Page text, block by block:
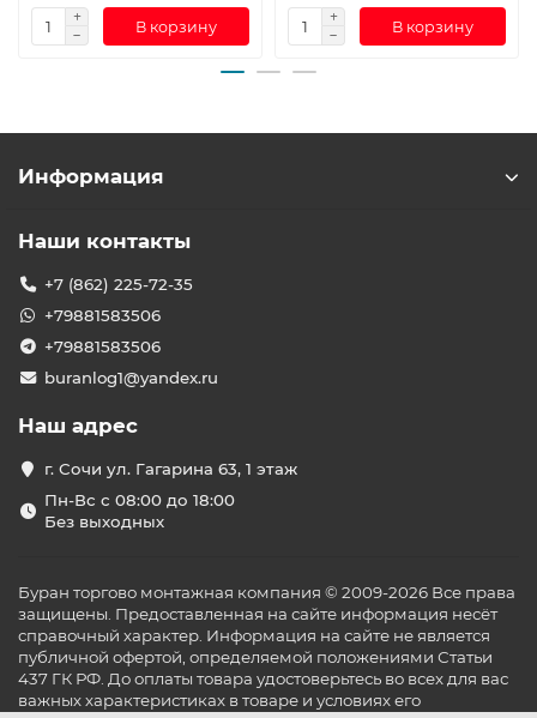
В корзину В корзину
Информация
Наши контакты
+7 (862) 225-72-35
+79881583506
+79881583506
buranlog1@yandex.ru
Наш адрес
г. Сочи ул. Гагарина 63, 1 этаж
Пн-Вс с 08:00 до 18:00
Без выходных
Буран торгово монтажная компания © 2009-2026 Все права
защищены. Предоставленная на сайте информация несёт
справочный характер. Информация на сайте не является
публичной офертой, определяемой положениями Статьи
437 ГК РФ. До оплаты товара удостоверьтесь во всех для вас
важных характеристиках в товаре и условиях его